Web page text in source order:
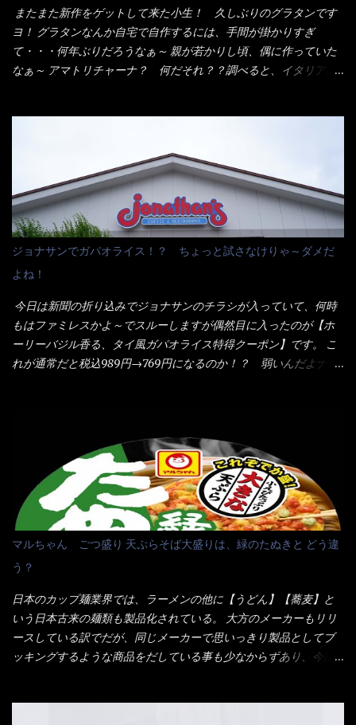
り見慣れない姿・・・何だかチョッと高級感的な・・・だって透
明なトレイに並んだ棒状麺なんて見慣れないからねぇ～（コスト
がかかる） 袋の裏側を見ると、韮とか卵の用意を勧めている。
それなばらと冷蔵庫にあった、黒豆モヤシ・韮・生卵を用意しま
け、韮の葉の部分をドサッと乗せて調味油を入れて完成です。 ど
うでしょう？ 見た目 Goodデザイン賞じゃない！？ 笑 マルタ
イのHPを見ると・・・（引用） めんは、ノンフライ・ノンスチー
ム製法で仕上げた、生めんに近い風味のストレートめんです。 豚
の旨味に数種類の唐辛子、ニンニクを加えた辛さとコクが凝縮さ
れた醤油ベースのスープです。 調味油に赤ラー油とごま油を使用
することに風味と辛さを引き立たせています。 調味油をスープ
全体に馴染ませるために、箸で麺と具を持ち上げて・・・ ええや
ないかぁ～ モヤシが黒豆モヤシだから細身で熱を加えてもへた
りづらい！（緑豆モヤシだと太くて熱加えるとダラーっとなるん
だよ） それに細ストレート麺とモヤシが良いバランスで・・・
韮の緑と卵の黄色も相まって・・・映える...
またまた新作をゲットして来た小生！ 久しぶりのグラタンです
ヨ！ グラタンなんか自宅で自作するには、手間が掛かりすぎ
て・・・何年ぶりだろうなぁ～ 親が若かりし頃、偶に作っていた
なぁ～ アマトリチャーナ？ 何だそれ？？調べると、イタリア語
ブン皿で焼いて、大凡の目安で小分けにしているようで、パック
をよーく見たら表面のチーズの乗り具合に結構な差が出てい
た・・・チーズに焦げ目が付いているのを、しっかり確認し買う
ことをオススメします。（取り分け量にも若干有り差がでてるだ
ろう） 早速タバスコを振りかけて食べてみると・・・結構美味し
いよ！ 久しぶりだな～ホワイトソースとマカロニの絡まった食
感・・・懐かしい～ 今回ダイソーのカレー用のスプーンを使って
みたら、これが凄くうまくすくえるんだよねぇ～（このスプーン
当たりだね） 今回新作のグラタンを頂きましたが、まずまずの美
味しさとダイソーのカレースプーンの。すくい上げ力の良さを再
度認識できました。
ジョナサンでガパオライス！？ ちょっと試さなけりゃ～ダメだ
よね！
今日は新聞の折り込みでジョナサンのチラシが入っていて、何時
もはファミレスかよ～でスルーしますが偶然目に入ったのが【ホ
ーリーバジル香る、タイ風ガパオライス特得クーポン】です。 こ
れが通常だと税込989円→769円になるのか！？ 弱いんだよナァ
に行っても同じメニュー同じ味のファミレスには行きません。 最
近は、ステーキガストに試しに行ったぐらいです。（肉が喰いた
くて） しかし最近のファミレスは合理化が進み、店員さんもフロ
ア担当は2人程度しか居ないんだよねぇ～ それに注文はタッチパ
ネル！！ 凄いよなぁ～ 20年位前は、フロア担当だけでも5人は
居たと思うけど・・・ 判らず店員さんを呼ぶピンポンを・・・ク
ーポンなんだけどと伝えると、丁寧にタッチパネルで～と教えて
くれたが、何故かタッチパネルがクーポンを受け付けない！！ 店
員さんも、アレー？といいながら私が受け付けますので・・・と
消えていった。 タッチパネルのやつ、安いのは嫌うんだな！？こ
のヤロー！ 待つ事暫し・・・10分は越えたと思うけど・・・出て
来ました。 こちらが本日のサラメシ【ホーリーバジル香る、タイ
マルちゃん ごつ盛り 天ぷらそば大盛りは、緑のたぬきと どう違
う？
日本のカップ麺業界では、ラーメンの他に【うどん】【蕎麦】と
いう日本古来の麺類も製品化されている。 大方のメーカーもリリ
ースしている訳でだが、同じメーカーで思いっきり製品としてブ
ッキングするような商品をだしている事も少なからずあり、今回